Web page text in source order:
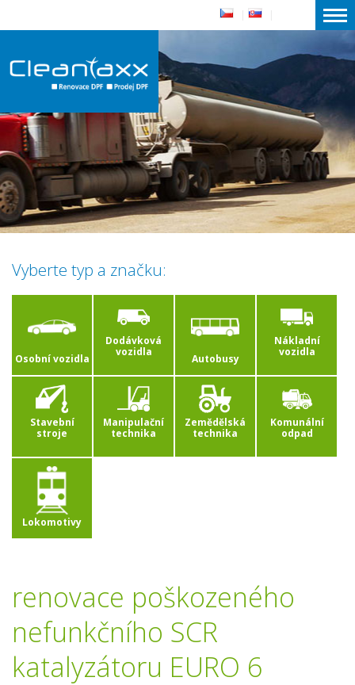
Vyberte typ a značku:
Osobní vozidla
Dodávková
vozidla
Autobusy
Nákladní
vozidla
Stavební
stroje
Manipulační
technika
Zemědělská
technika
Komunální
odpad
Lokomotivy
renovace poškozeného
nefunkčního SCR
katalyzátoru EURO 6